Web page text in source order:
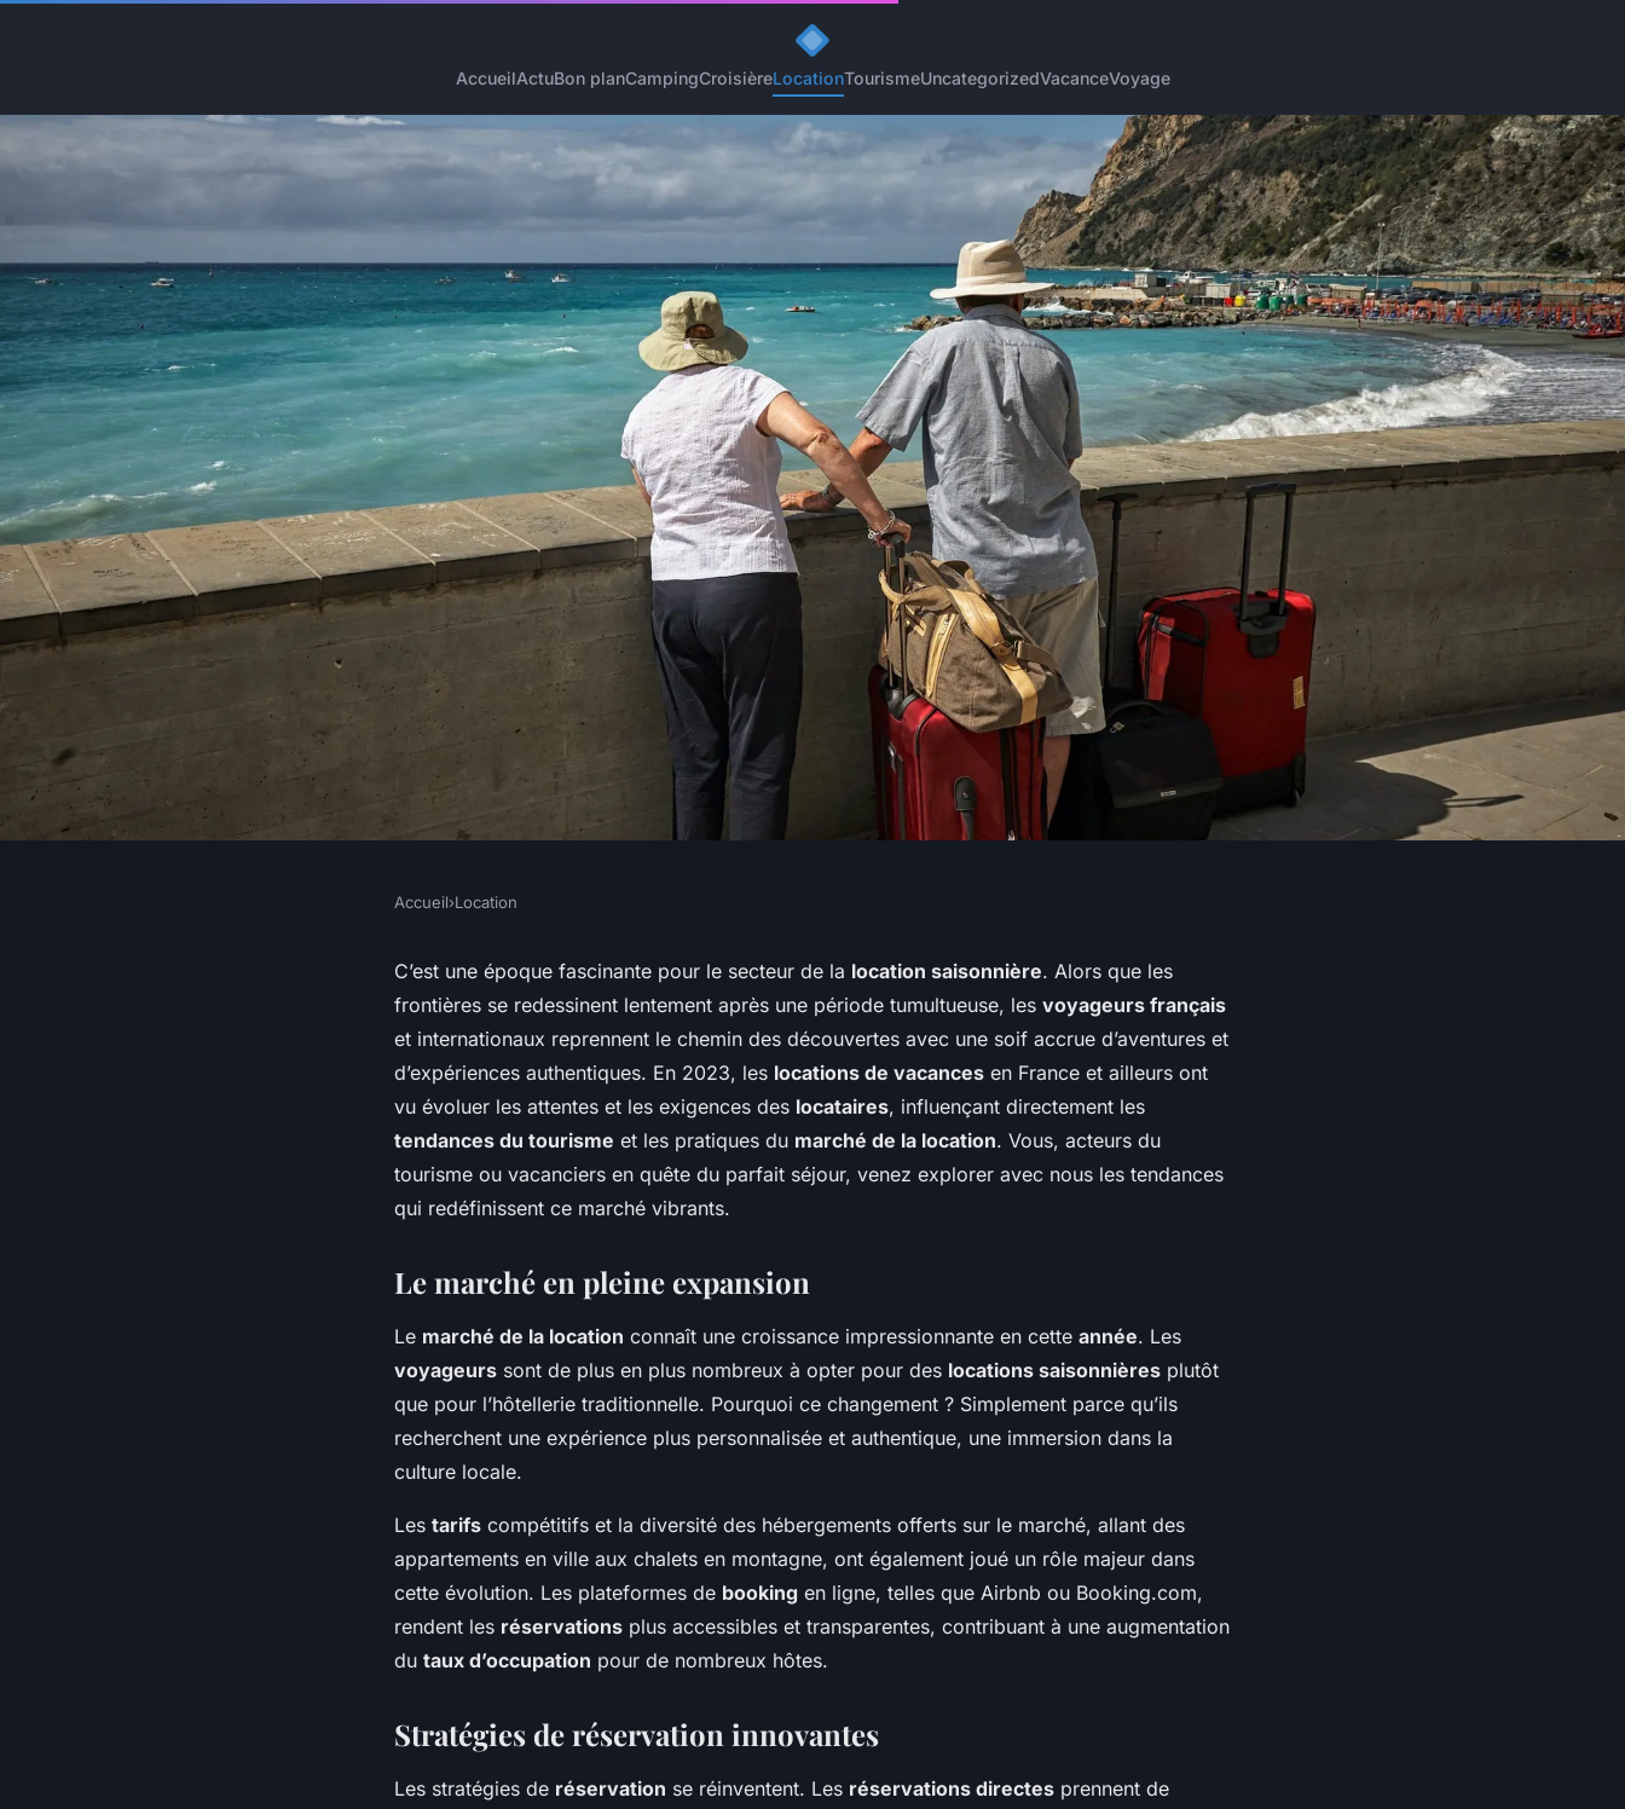
AccueilActuBon planCampingCroisièreLocationTourismeUncategorizedVacanceVoyage
Les tendances 2023 des locations de
Accueil›Location
C’est une époque fascinante pour le secteur de la location saisonnière. Alors que les
frontières se redessinent lentement après une période tumultueuse, les voyageurs français
et internationaux reprennent le chemin des découvertes avec une soif accrue d’aventures et
d’expériences authentiques. En 2023, les locations de vacances en France et ailleurs ont
vu évoluer les attentes et les exigences des locataires, influençant directement les
tendances du tourisme et les pratiques du marché de la location. Vous, acteurs du
tourisme ou vacanciers en quête du parfait séjour, venez explorer avec nous les tendances
qui redéfinissent ce marché vibrants.
Le marché en pleine expansion
Le marché de la location connaît une croissance impressionnante en cette année. Les
voyageurs sont de plus en plus nombreux à opter pour des locations saisonnières plutôt
que pour l’hôtellerie traditionnelle. Pourquoi ce changement ? Simplement parce qu’ils
recherchent une expérience plus personnalisée et authentique, une immersion dans la
culture locale.
Les tarifs compétitifs et la diversité des hébergements offerts sur le marché, allant des
appartements en ville aux chalets en montagne, ont également joué un rôle majeur dans
cette évolution. Les plateformes de booking en ligne, telles que Airbnb ou Booking.com,
rendent les réservations plus accessibles et transparentes, contribuant à une augmentation
du taux d’occupation pour de nombreux hôtes.
Stratégies de réservation innovantes
Les stratégies de réservation se réinventent. Les réservations directes prennent de